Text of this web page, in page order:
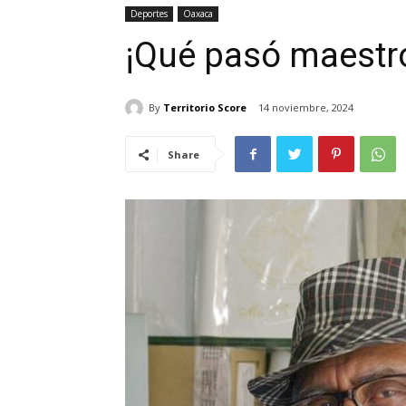
Deportes Oaxaca
¡Qué pasó
By Territorio Score 14 noviembre, 2024
Share